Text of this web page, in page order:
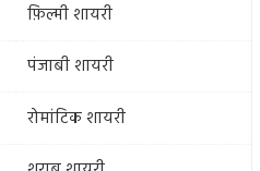
फ़िल्मी शायरी
पंजाबी शायरी
रोमांटिक शायरी